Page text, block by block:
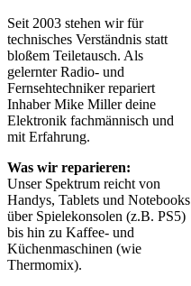
Seit 2003 stehen wir für
technisches Verständnis statt
bloßem Teiletausch. Als
gelernter Radio- und
Fernsehtechniker repariert
Inhaber Mike Miller deine
Elektronik fachmännisch und
mit Erfahrung.
Was wir reparieren:
Unser Spektrum reicht von
Handys, Tablets und Notebooks
über Spielekonsolen (z.B. PS5)
bis hin zu Kaffee- und
Küchenmaschinen (wie
Thermomix).